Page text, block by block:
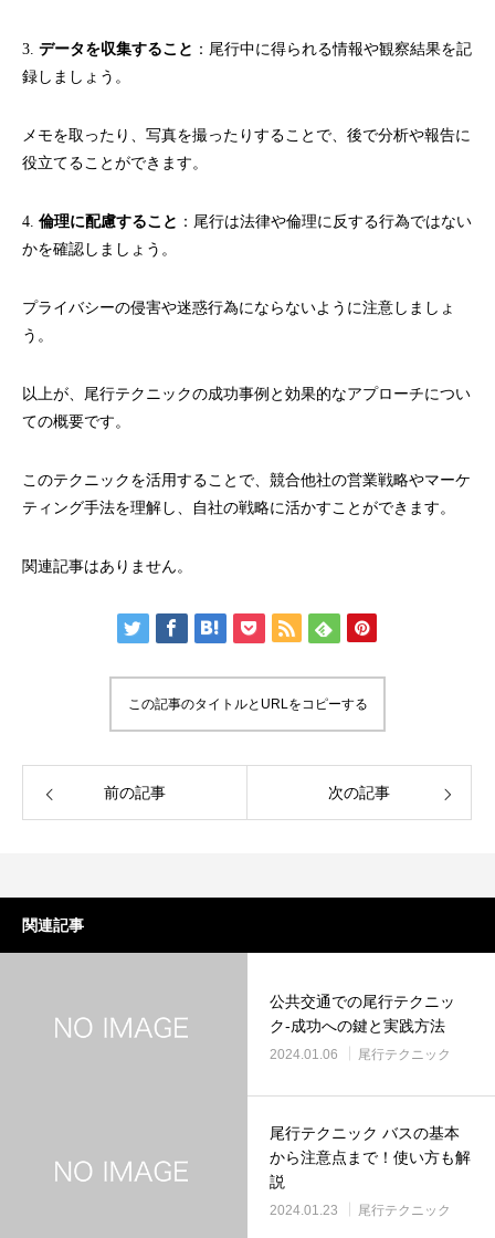
3. データを収集すること ：尾行中に得られる情報や観察結果を記
録しましょう。
メモを取ったり、写真を撮ったりすることで、後で分析や報告に
役立てることができます。
4. 倫理に配慮すること ：尾行は法律や倫理に反する行為ではない
かを確認しましょう。
プライバシーの侵害や迷惑行為にならないように注意しましょ
う。
以上が、尾行テクニックの成功事例と効果的なアプローチについ
ての概要です。
このテクニックを活用することで、競合他社の営業戦略やマーケ
ティング手法を理解し、自社の戦略に活かすことができます。
関連記事はありません。
この記事のタイトルとURLをコピーする
前の記事 次の記事
関連記事
公共交通での尾行テクニッ
ク-成功への鍵と実践方法
2024.01.06 尾行テクニック
尾行テクニック バスの基本
から注意点まで！使い方も解
説
2024.01.23 尾行テクニック